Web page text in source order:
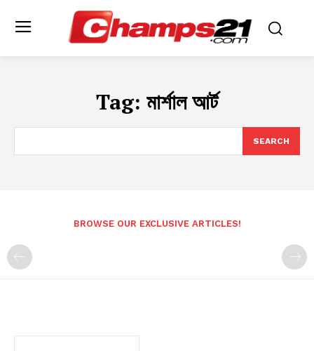
Tag: মার্শাল আর্ট
SEARCH
BROWSE OUR EXCLUSIVE ARTICLES!